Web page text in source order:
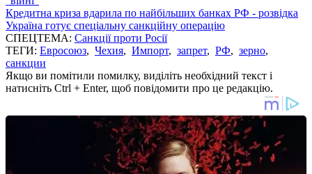
Кредитна криза вдарила по найбільших банках РФ - розвідка
Україна готує спеціальну санкційну операцію
СПЕЦТЕМА: Санкції проти Росії
ТЕГИ: Евросоюз, Чехия, Импорт, запрет, РФ, зерно,
санкции
Якщо ви помітили помилку, виділіть необхідний текст і
натисніть Ctrl + Enter, щоб повідомити про це редакцію.